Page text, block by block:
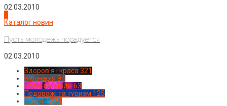
02.03.2010
Каталог новин
Пусть молодежь порадуется
02.03.2010
Здоров'я і краса 321
Кулінарія 94
Новинки моди 63
Подорожі та туризм 125
Спорт1224